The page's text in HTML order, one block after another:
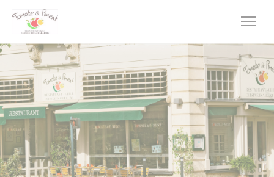
Personalizzazione delle tue scelte sui cookie